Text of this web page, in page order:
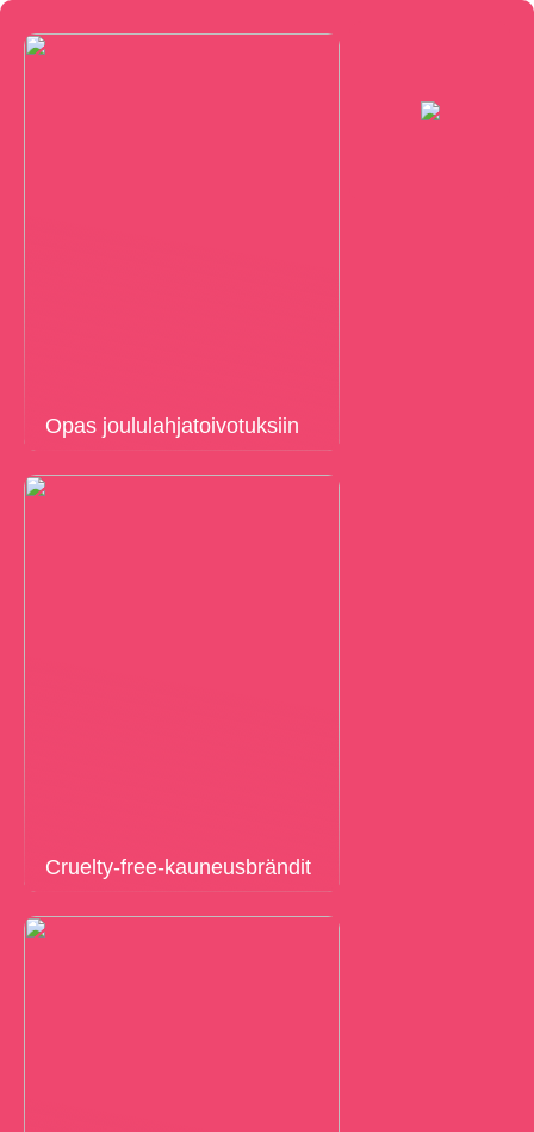
Opas joululahjatoivotuksiin
Cruelty-free-kauneusbrändit